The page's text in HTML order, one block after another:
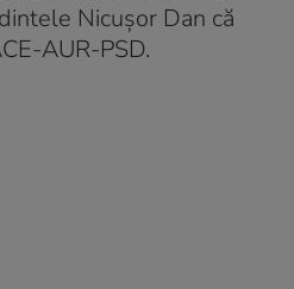
Nicuşor Dan că
AUR-PSD.